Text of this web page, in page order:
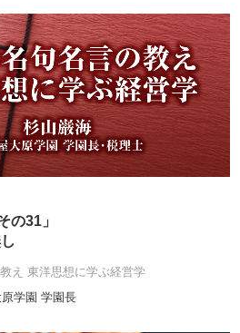
31」
え 東洋思想に学ぶ経営学
学園 学園長